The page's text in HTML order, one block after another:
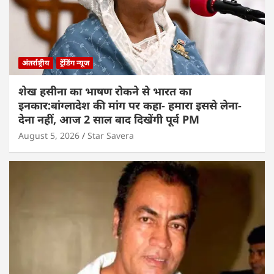
अंतर्राष्ट्रीय ट्रेंडिंग न्यूज
शेख हसीना का भाषण रोकने से भारत का
इनकार:बांग्लादेश की मांग पर कहा- हमारा इससे लेना-
देना नहीं, आज 2 साल बाद दिखेंगी पूर्व PM
August 5, 2026 Star Savera